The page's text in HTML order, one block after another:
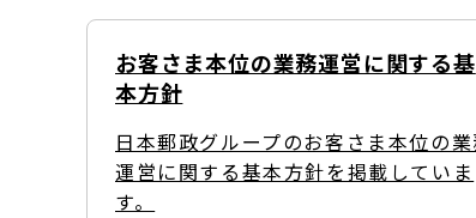
お客さま本位の業務運営に関する基
本方針
日本郵政グループのお客さま本位の業
運営に関する基本方針を掲載していま
す。